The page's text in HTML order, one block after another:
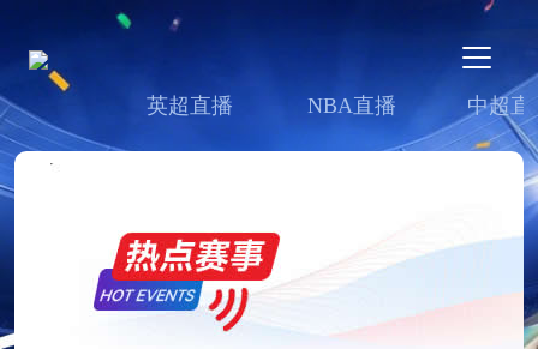
英超直播 NBA直播 中超直